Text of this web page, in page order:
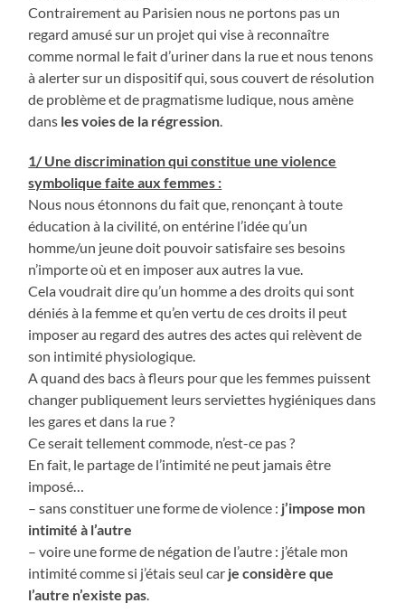
Contrairement au Parisien nous ne portons pas un
regard amusé sur un projet qui vise à reconnaître
comme normal le fait d’uriner dans la rue et nous tenons
à alerter sur un dispositif qui, sous couvert de résolution
de problème et de pragmatisme ludique, nous amène
dans les voies de la régression
1/ Une discrimination qui constitue une violence
symbolique faite aux femmes :
Nous nous étonnons du fait que, renonçant à toute
éducation à la civilité, on entérine l’idée qu’un
homme/un jeune doit pouvoir satisfaire ses besoins
n’importe où et en imposer aux autres la vue.
Cela voudrait dire qu’un homme a des droits qui sont
déniés à la femme et qu’en vertu de ces droits il peut
imposer au regard des autres des actes qui relèvent de
son intimité physiologique.
A quand des bacs à fleurs pour que les femmes puissent
changer publiquement leurs serviettes hygiéniques dans
les gares et dans la rue ?
Ce serait tellement commode, n’est-ce pas ?
En fait, le partage de l’intimité ne peut jamais être
imposé…
– sans constituer une forme de violence : j’impose mon
intimité à l’autre
– voire une forme de négation de l’autre : j’étale mon
intimité comme si j’étais seul car je considère que
l’autre n’existe pas